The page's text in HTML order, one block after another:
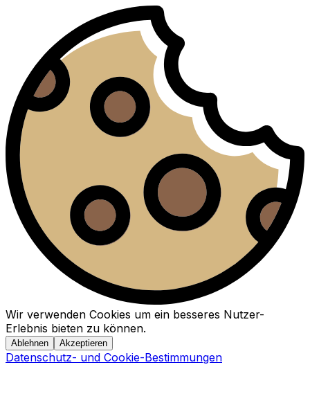
Wir verwenden Cookies um ein besseres Nutzer-
Erlebnis bieten zu können.
Ablehnen Akzeptieren
Datenschutz- und Cookie-Bestimmungen